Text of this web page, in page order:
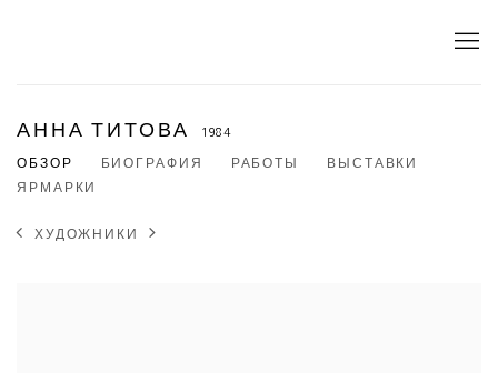
АННА ТИТОВА
1984
ОБЗОР
БИОГРАФИЯ РАБОТЫ
ВЫСТАВКИ
ЯРМАРКИ
ХУДОЖНИКИ